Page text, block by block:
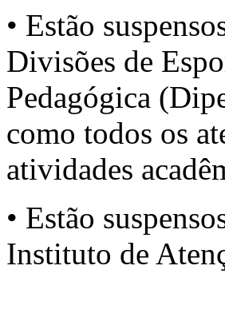
• Estão
Divisões de
Pedagógica
como todos os
atividades
• Estão
Instituto de